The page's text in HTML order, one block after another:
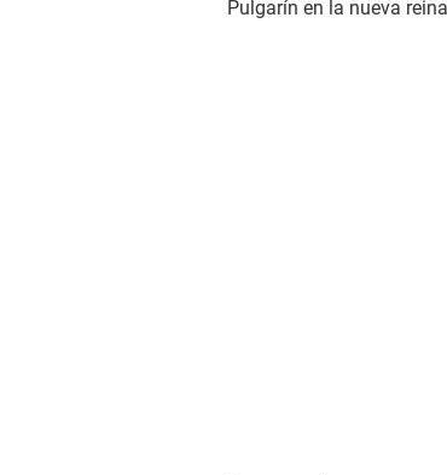
Pulgarín en la nueva